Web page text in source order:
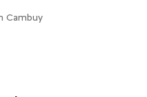
Cambuy